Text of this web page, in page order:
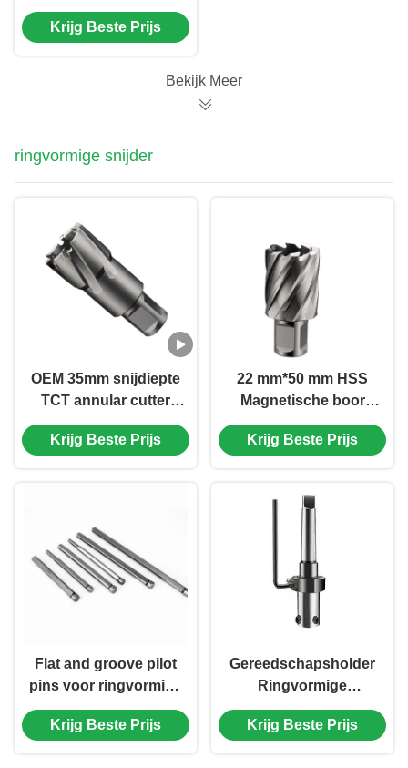
Tungstencarbide
Rotary File 1/8"
Krijg Beste Prijs
Bekijk Meer
ringvormige snijder
OEM 35mm snijdiepte
TCT annular cutter
19.05mm Weldon
Shank annular cutter
Krijg Beste Prijs
22 mm*50 mm HSS
Magnetische boor
Ringvormige
snijmachines 50 mm
Krijg Beste Prijs
Flat and groove pilot
pins voor ringvormige
2-sectie-snijmachines
Krijg Beste Prijs
Gereedschapsholder
Ringvormige
snijmachine Arbor
Met Morse Taper
Krijg Beste Prijs